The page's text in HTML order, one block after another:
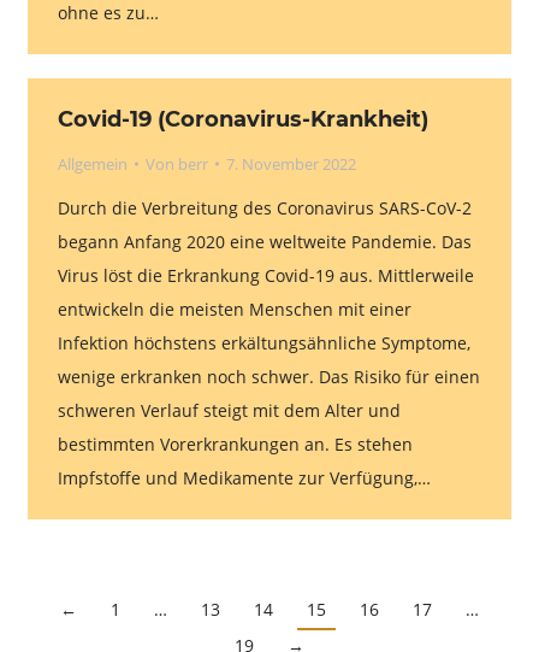
ohne es zu…
Covid-19 (Coronavirus-Krankheit)
Allgemein Von berr 7. November 2022
Durch die Verbreitung des Coronavirus SARS-CoV-2
begann Anfang 2020 eine weltweite Pandemie. Das
Virus löst die Erkrankung Covid-19 aus. Mittlerweile
entwickeln die meisten Menschen mit einer
Infektion höchstens erkältungsähnliche Symptome,
wenige erkranken noch schwer. Das Risiko für einen
schweren Verlauf steigt mit dem Alter und
bestimmten Vorerkrankungen an. Es stehen
Impfstoffe und Medikamente zur Verfügung,…
← 1 … 13 14 15 16 17
…
19
→